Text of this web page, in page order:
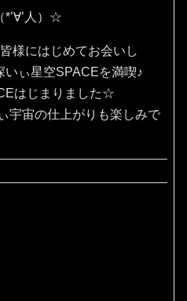
*’∀’人）☆
様にはじめてお会いし
いぃ星空SPACEを満喫♪
はじまりました☆
宇宙の仕上がりも楽しみで